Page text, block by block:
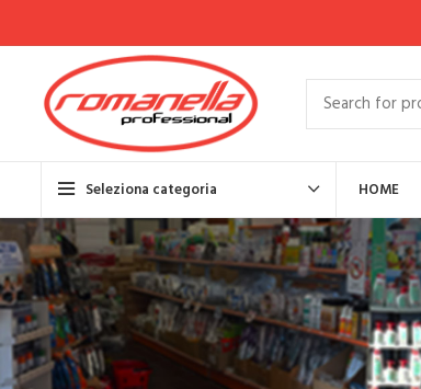
Seleziona categoria HOME